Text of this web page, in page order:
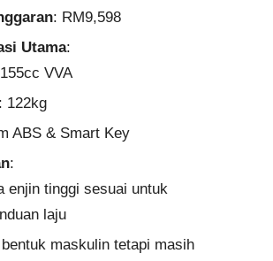
: RM9,598
Utama:
VVA
122kg
ABS & Smart Key
:
enjin tinggi sesuai untuk
laju
bentuk maskulin tetapi masih